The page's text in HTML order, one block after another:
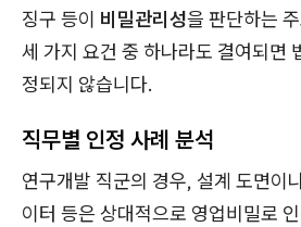
징구 등이 비밀관리성을 판단하는
세 가지 요건 중 하나라도 결여되면
정되지 않습니다.
직무별 인정 사례 분석
연구개발 직군의 경우, 설계 도면이
이터 등은 상대적으로 영업비밀로